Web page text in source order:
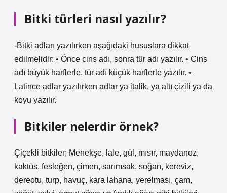
Bitki türleri nasıl yazılır?
-Bitki adları yazılırken aşağıdaki hususlara dikkat
edilmelidir: • Önce cins adı, sonra tür adı yazılır. • Cins
adı büyük harflerle, tür adı küçük harflerle yazılır. •
Latince adlar yazılırken adlar ya italik, ya altı çizili ya da
koyu yazılır.
Bitkiler nelerdir örnek?
Çiçekli bitkiler; Menekşe, lale, gül, mısır, maydanoz,
kaktüs, fesleğen, çimen, sarımsak, soğan, kereviz,
dereotu, turp, havuç, kara lahana, yerelması, çam,